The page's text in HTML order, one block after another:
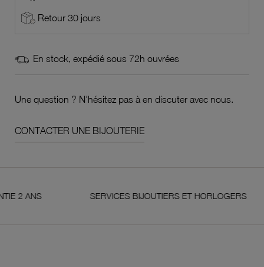
Retour 30 jours
En stock, expédié sous 72h ouvrées
Une question ? N'hésitez pas à en discuter avec nous.
CONTACTER UNE BIJOUTERIE
SERVICES BIJOUTIERS ET HORLOGERS